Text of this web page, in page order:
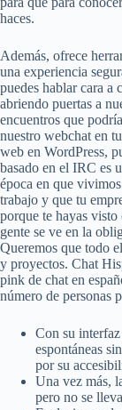
haces.
Además, ofrece
una experiencia
puedes hablar cara a
abriendo puertas a
encuentros que
nuestro webchat en
web en WordPress,
basado en el IRC es
época en que
trabajo y que tu
porque te hayas
gente se ve en la
Queremos que todo
y proyectos. Chat
pink de chat en
número de personas
Con su
espontáneas
por su
Una vez más,
pero no se